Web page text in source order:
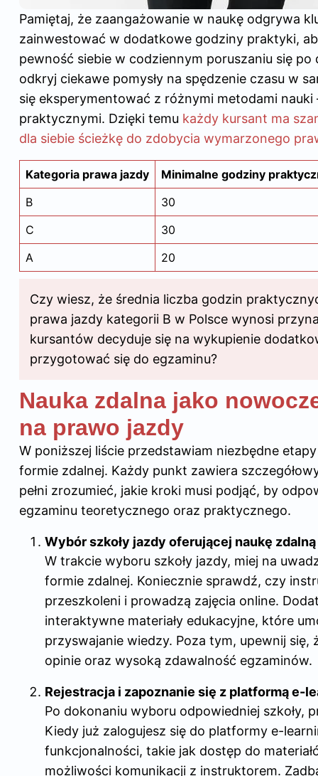
Pamiętaj, że zaangażowanie w naukę odgrywa
zainwestować w dodatkowe godziny praktyki,
pewność siebie w codziennym poruszaniu się
odkryj ciekawe pomysły na spędzenie czasu w
się eksperymentować z różnymi metodami
praktycznymi. Dzięki temu każdy kursant ma
dla siebie ścieżkę do zdobycia wymarzonego
Kategoria prawa jazdy
Minimalne godziny
B
30
C
30
A
20
Czy wiesz, że średnia liczba godzin
prawa jazdy kategorii B w Polsce wynosi
kursantów decyduje się na wykupienie
przygotować się do egzaminu?
Nauka zdalna jako
na prawo jazdy
W poniższej liście przedstawiam niezbędne
formie zdalnej. Każdy punkt zawiera
pełni zrozumieć, jakie kroki musi podjąć, by
egzaminu teoretycznego oraz praktycznego.
Wybór szkoły jazdy oferującej naukę zdalną
W trakcie wyboru szkoły jazdy, miej na
formie zdalnej. Koniecznie sprawdź, czy
przeszkoleni i prowadzą zajęcia online.
interaktywne materiały edukacyjne, które
przyswajanie wiedzy. Poza tym, upewnij się,
opinie oraz wysoką zdawalność egzaminów.
Rejestracja i zapoznanie się z platformą e-
Po dokonaniu wyboru odpowiedniej szkoły,
Kiedy już zalogujesz się do platformy e-
funkcjonalności, takie jak dostęp do
możliwości komunikacji z instruktorem.